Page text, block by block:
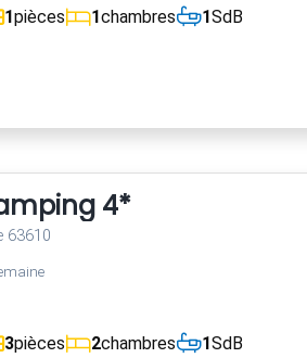
1pièces 1chambres 1SdB
4*
63610
3pièces 2chambres 1SdB